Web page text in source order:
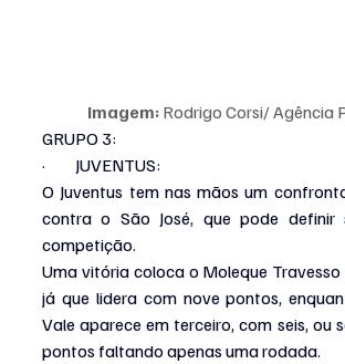
Imagem: Rodrigo Corsi/ Agência
GRUPO 3:
·         JUVENTUS:
O Juventus tem nas mãos um
contra o São José, que pode definir
competição.
Uma vitória coloca o Moleque Travesso
já que lidera com nove pontos,
Vale aparece em terceiro, com seis, ou
pontos faltando apenas uma rodada.